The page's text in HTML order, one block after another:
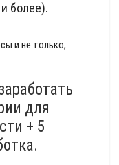
более).
и не только,
для
+ 5